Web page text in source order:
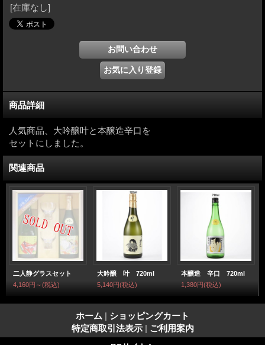
[在庫なし]
商品詳細
人気商品、大吟醸叶と本醸造辛口を
セットにしました。
関連商品
二人静グラスセット
4,160円～(税込)
大吟醸 叶 720ml
5,140円(税込)
本醸造 辛口 720ml
1,380円(税込)
ホーム | ショッピングカート
特定商取引法表示 | ご利用案内